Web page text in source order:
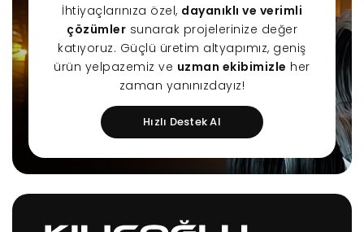
İhtiyaçlarınıza özel, dayanıklı ve verimli
çözümler sunarak projelerinize değer
katıyoruz. Güçlü üretim altyapımız, geniş
ürün yelpazemiz ve uzman ekibimizle her
zaman yanınızdayız!
Hızlı Destek Al